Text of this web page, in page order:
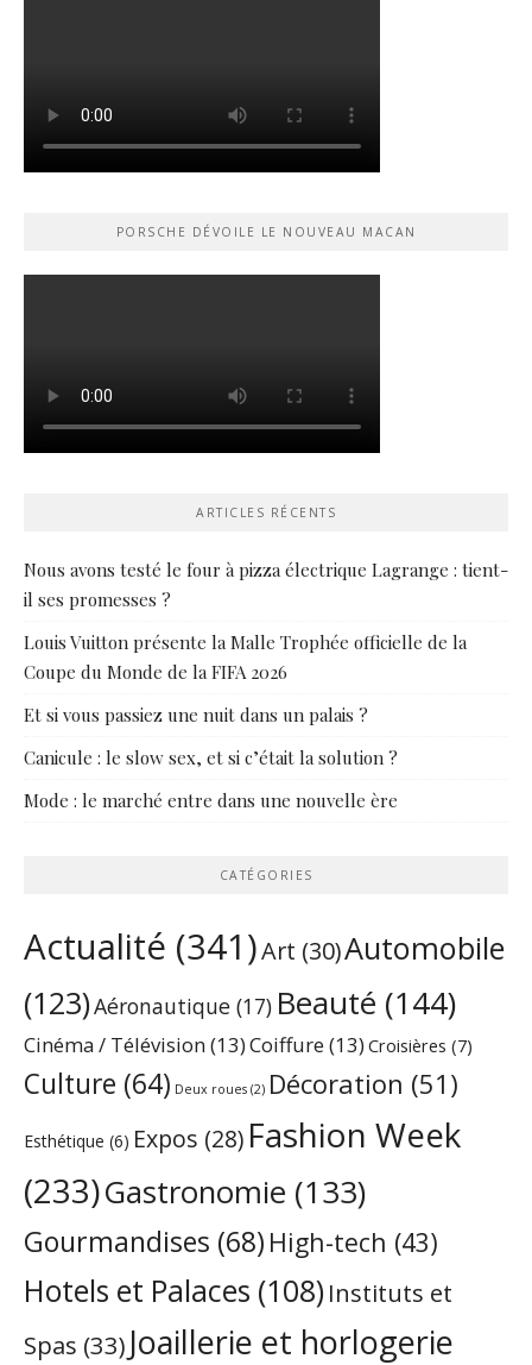
PORSCHE DÉVOILE LE NOUVEAU MACAN
ARTICLES RÉCENTS
Nous avons testé le four à pizza électrique Lagrange : tient-
il ses promesses ?
Louis Vuitton présente la Malle Trophée officielle de la
Coupe du Monde de la FIFA 2026
Et si vous passiez une nuit dans un palais ?
Canicule : le slow sex, et si c’était la solution ?
Mode : le marché entre dans une nouvelle ère
CATÉGORIES
Actualité (341)Art (30)Automobile
(123)Aéronautique (17) Beauté (144)
Cinéma / Télévision(13)Coiffure(13) Croisières (7)
Culture (64) Deux roues (2) Décoration (51)
Esthétique (6) Expos (28) Fashion Week
(233)Gastronomie (133)
Gourmandises (68) High-tech (43)
Hotels et Palaces (108) Instituts et
Spas (33) Joaillerie et horlogerie